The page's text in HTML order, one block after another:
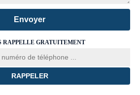
RAPPELLE GRATUITEMENT